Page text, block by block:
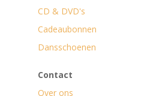
CD & DVD's
Cadeaubonnen
Dansschoenen
Contact
Over ons